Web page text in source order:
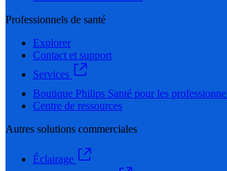
Professionnels de santé
Explorer
Contact et support
Services
Boutique Philips Santé pour les
Centre de ressources
Autres solutions commerciales
Éclairage